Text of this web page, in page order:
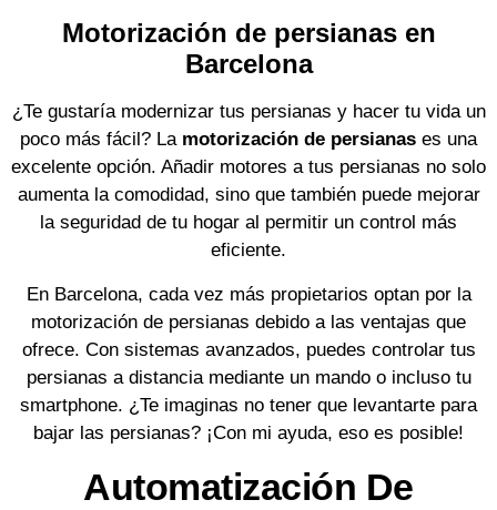
Motorización de persianas en
Barcelona
¿Te gustaría modernizar tus persianas y hacer tu vida un
poco más fácil? La motorización de persianas es una
excelente opción. Añadir motores a tus persianas no solo
aumenta la comodidad, sino que también puede mejorar
la seguridad de tu hogar al permitir un control más
eficiente.
En Barcelona, cada vez más propietarios optan por la
motorización de persianas debido a las ventajas que
ofrece. Con sistemas avanzados, puedes controlar tus
persianas a distancia mediante un mando o incluso tu
smartphone. ¿Te imaginas no tener que levantarte para
bajar las persianas? ¡Con mi ayuda, eso es posible!
Automatización De